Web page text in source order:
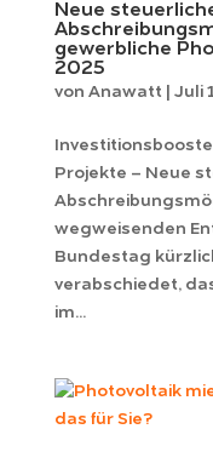
Neue
gewerbliche
2025
von Anawatt Juli
Projekte – Neue
wegweisenden
Bundestag
verabschiedet,
im...